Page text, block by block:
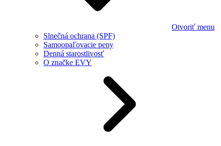
Otvoriť menu
Slnečná ochrana (SPF)
Samoopaľovacie peny
Denná starostlivosť
O značke EVY